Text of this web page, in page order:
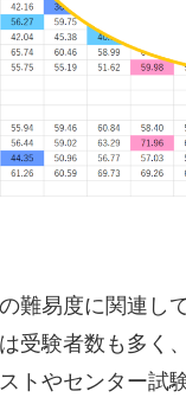
難易度に関連し
受験者数も多く
トやセンター試